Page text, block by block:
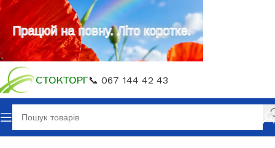
СТОКТОРГ📞 067 144 42 43
Головна Акумуляторний інструмент
Працюй на повну. Літо коротке.